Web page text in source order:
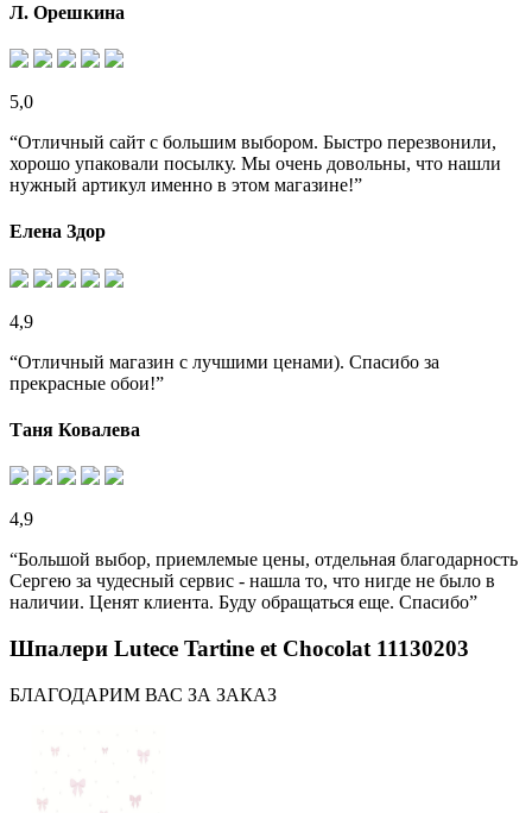
Л. Орешкина
5,0
“Отличный сайт с большим выбором. Быстро перезвонили,
хорошо упаковали посылку. Мы очень довольны, что нашли
нужный артикул именно в этом магазине!”
Елена Здор
4,9
“Отличный магазин с лучшими ценами). Спасибо за
прекрасные обои!”
Таня Ковалева
4,9
“Большой выбор, приемлемые цены, отдельная благодарность
Сергею за чудесный сервис - нашла то, что нигде не было в
наличии. Ценят клиента. Буду обращаться еще. Спасибо”
Шпалери Lutece Tartine et Chocolat 11130203
БЛАГОДАРИМ ВАС ЗА ЗАКАЗ